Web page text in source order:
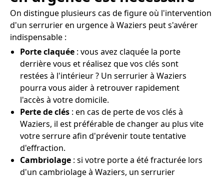
On distingue plusieurs cas de figure où l'intervention
d'un serrurier en urgence à Waziers peut s'avérer
indispensable :
Porte claquée : vous avez claquée la porte
derrière vous et réalisez que vos clés sont
restées à l'intérieur ? Un serrurier à Waziers
pourra vous aider à retrouver rapidement
l'accès à votre domicile.
Perte de clés : en cas de perte de vos clés à
Waziers, il est préférable de changer au plus vite
votre serrure afin d'prévenir toute tentative
d'effraction.
Cambriolage : si votre porte a été fracturée lors
d'un cambriolage à Waziers, un serrurier